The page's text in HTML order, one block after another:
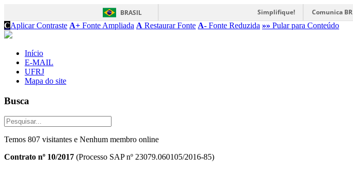
BRASIL Simplifique! Comunica BR
CAplicar Contraste A+ Fonte Ampliada A Restaurar Fonte A- Fonte Reduzida »» Pular para Conteúdo
Início
E-MAIL
UFRJ
Mapa do site
Busca
Temos 807 visitantes e Nenhum membro online
Contrato nº 10/2017 (Processo SAP nº 23079.060105/2016-85)